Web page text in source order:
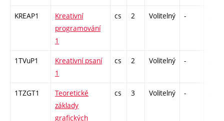
KREAP1
Kreativní
programování
1
cs 2 Volitelný -
1TVuP1
Kreativní psaní
1
cs 2 Volitelný -
1TZGT1
Teoretické
základy
grafických
cs 3 Volitelný -